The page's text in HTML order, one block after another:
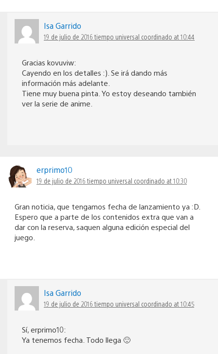
Isa Garrido
19 de julio de 2016 tiempo universal coordinado at 10:44
Gracias kovuviw:
Cayendo en los detalles :). Se irá dando más
información más adelante.
Tiene muy buena pinta. Yo estoy deseando también
ver la serie de anime.
erprimo10
19 de julio de 2016 tiempo universal coordinado at 10:30
Gran noticia, que tengamos fecha de lanzamiento ya :D.
Espero que a parte de los contenidos extra que van a
dar con la reserva, saquen alguna edición especial del
juego.
Isa Garrido
19 de julio de 2016 tiempo universal coordinado at 10:45
Sí, erprimo10:
Ya tenemos fecha. Todo llega 🙂